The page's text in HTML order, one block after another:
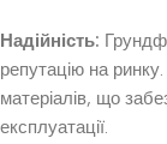
Надійність:
репутацію на
матеріалів, що
експлуатації.